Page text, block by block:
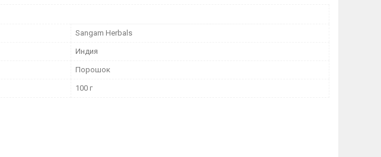
Sangam Herbals
Индия
Порошок
100 г